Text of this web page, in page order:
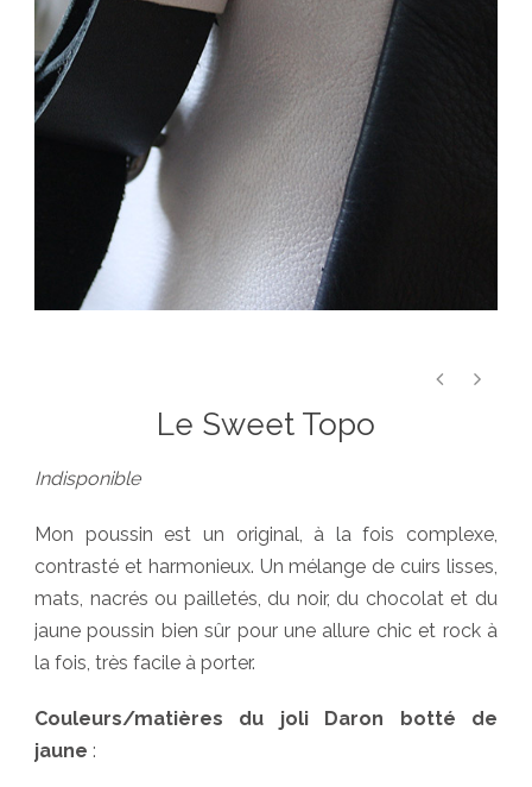
Le Sweet Topo
Indisponible
Mon poussin est un original, à la fois complexe,
contrasté et harmonieux. Un mélange de cuirs lisses,
mats, nacrés ou pailletés, du noir, du chocolat et du
jaune poussin bien sûr pour une allure chic et rock à
la fois, très facile à porter.
Couleurs/matières du joli Daron botté de
jaune :